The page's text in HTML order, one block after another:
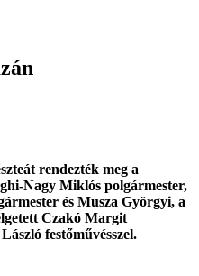
rendezték meg a
Nagy Miklós polgármester,
és Musza Györgyi, a
Czakó Margit
festőművésszel.